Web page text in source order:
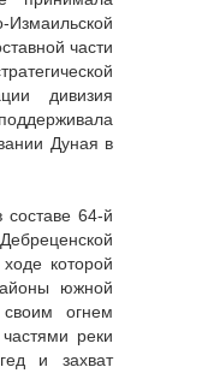
части
дивизия
Дуная в
64-й
которой
южной
огнем
реки
и захват